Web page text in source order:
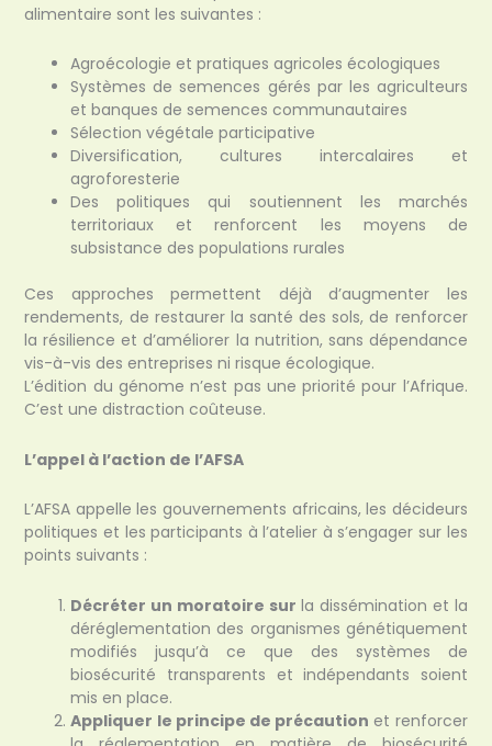
alimentaire sont les suivantes :
Agroécologie et pratiques agricoles écologiques
Systèmes de semences gérés par les agriculteurs
et banques de semences communautaires
Sélection végétale participative
Diversification, cultures intercalaires et
agroforesterie
Des politiques qui soutiennent les marchés
territoriaux et renforcent les moyens de
subsistance des populations rurales
Ces approches permettent déjà d’augmenter les
rendements, de restaurer la santé des sols, de renforcer
la résilience et d’améliorer la nutrition, sans dépendance
vis-à-vis des entreprises ni risque écologique.
L’édition du génome n’est pas une priorité pour l’Afrique.
C’est une distraction coûteuse.
L’appel à l’action de l’AFSA
L’AFSA appelle les gouvernements africains, les décideurs
politiques et les participants à l’atelier à s’engager sur les
points suivants :
Décréter un moratoire sur la dissémination et la
déréglementation des organismes génétiquement
modifiés jusqu’à ce que des systèmes de
biosécurité transparents et indépendants soient
mis en place.
Appliquer le principe de précaution et renforcer